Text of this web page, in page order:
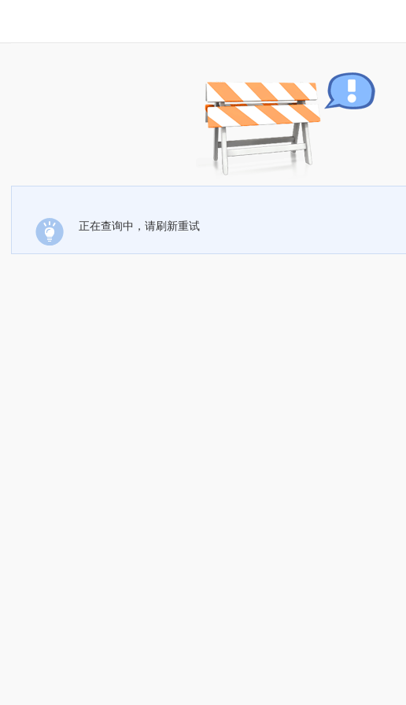
正在查询中，请刷新重试